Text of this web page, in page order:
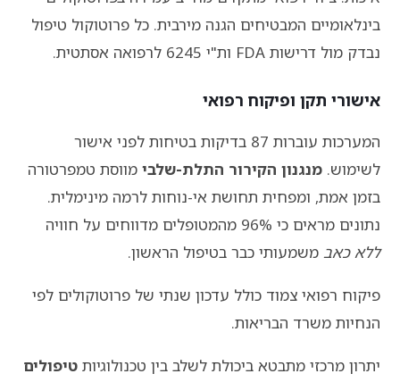
בינלאומיים המבטיחים הגנה מירבית. כל פרוטוקול טיפול
נבדק מול דרישות FDA ות"י 6245 לרפואה אסתטית.
אישורי תקן ופיקוח רפואי
המערכות עוברות 87 בדיקות בטיחות לפני אישור
לשימוש. מנגנון הקירור התלת-שלבי מווסת טמפרטורה
בזמן אמת, ומפחית תחושת אי-נוחות לרמה מינימלית.
נתונים מראים כי 96% מהמטופלים מדווחים על חוויה
ללא כאב משמעותי כבר בטיפול הראשון.
פיקוח רפואי צמוד כולל עדכון שנתי של פרוטוקולים לפי
הנחיות משרד הבריאות.
יתרון מרכזי מתבטא ביכולת לשלב בין טכנולוגיות טיפולים